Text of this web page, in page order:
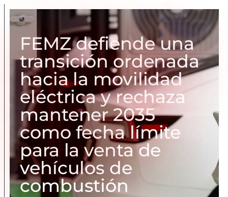
FEMZ defiende una
transición ordenada
hacia la movilidad
eléctrica y rechaza
mantener 2035
como fecha límite
para la venta de
vehículos de
combustión